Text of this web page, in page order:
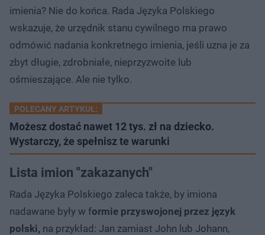
imienia? Nie do końca. Rada Języka Polskiego
wskazuje, że urzędnik stanu cywilnego ma prawo
odmówić nadania konkretnego imienia, jeśli uzna je za
zbyt długie, zdrobniałe, nieprzyzwoite lub
ośmieszające. Ale nie tylko.
POLECANY ARTYKUŁ:
Możesz dostać nawet 12 tys. zł na dziecko.
Wystarczy, że spełnisz te warunki
Lista imion "zakazanych"
Rada Języka Polskiego zaleca także, by imiona
nadawane były w formie przyswojonej przez język
polski, na przykład: Jan zamiast John lub Johann,